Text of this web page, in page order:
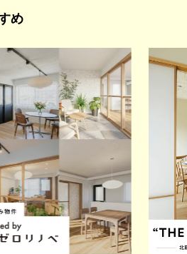
め